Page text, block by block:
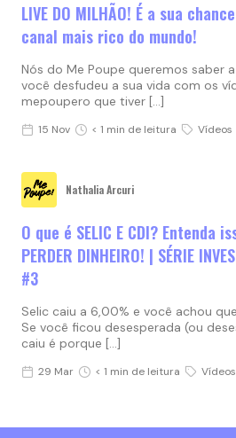
LIVE DO MILHÃO! É a sua
canal mais rico do mundo!
Nós do Me Poupe queremos saber
você desfudeu a sua vida com os
mepoupero que tiver […]
15 Nov < 1 min de leitura Vídeos
Nathalia Arcuri
O que é SELIC E CDI? Entenda
PERDER DINHEIRO! | SÉRIE
#3
Selic caiu a 6,00% e você achou
Se você ficou desesperada (ou
caiu é porque […]
29 Mar < 1 min de leitura Vídeos